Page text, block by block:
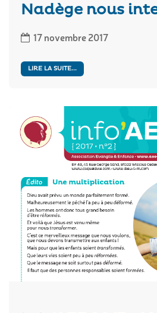
Nadège nous
17 novembre 2017
LIRE LA SUITE...